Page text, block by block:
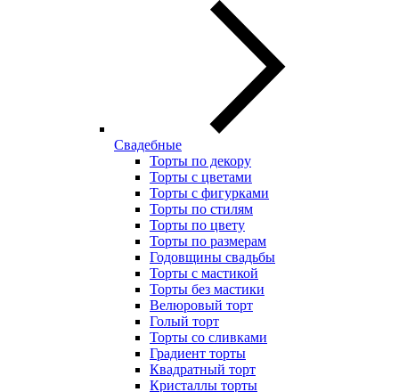
Свадебные
Торты по декору
Торты с цветами
Торты с фигурками
Торты по стилям
Торты по цвету
Торты по размерам
Годовщины свадьбы
Торты с мастикой
Торты без мастики
Велюровый торт
Голый торт
Торты со сливками
Градиент торты
Квадратный торт
Кристаллы торты